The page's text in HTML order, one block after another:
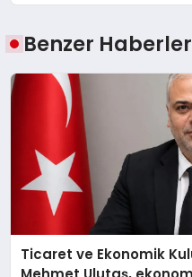
Benzer Haberler
Ticaret ve Ekonomik